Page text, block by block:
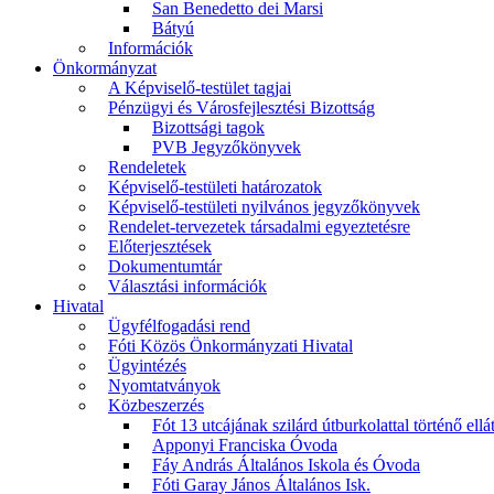
San Benedetto dei Marsi
Bátyú
Információk
Önkormányzat
A Képviselő-testület tagjai
Pénzügyi és Városfejlesztési Bizottság
Bizottsági tagok
PVB Jegyzőkönyvek
Rendeletek
Képviselő-testületi határozatok
Képviselő-testületi nyilvános jegyzőkönyvek
Rendelet-tervezetek társadalmi egyeztetésre
Előterjesztések
Dokumentumtár
Választási információk
Hivatal
Ügyfélfogadási rend
Fóti Közös Önkormányzati Hivatal
Ügyintézés
Nyomtatványok
Közbeszerzés
Fót 13 utcájának szilárd útburkolattal történő
Apponyi Franciska Óvoda
Fáy András Általános Iskola és Óvoda
Fóti Garay János Általános Isk.